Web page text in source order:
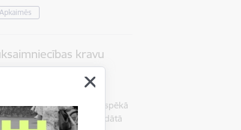
Apkaimēs
kravu
sezonai, arī šogad ir spēkā
pārvaldes kopīgi izstrādātā